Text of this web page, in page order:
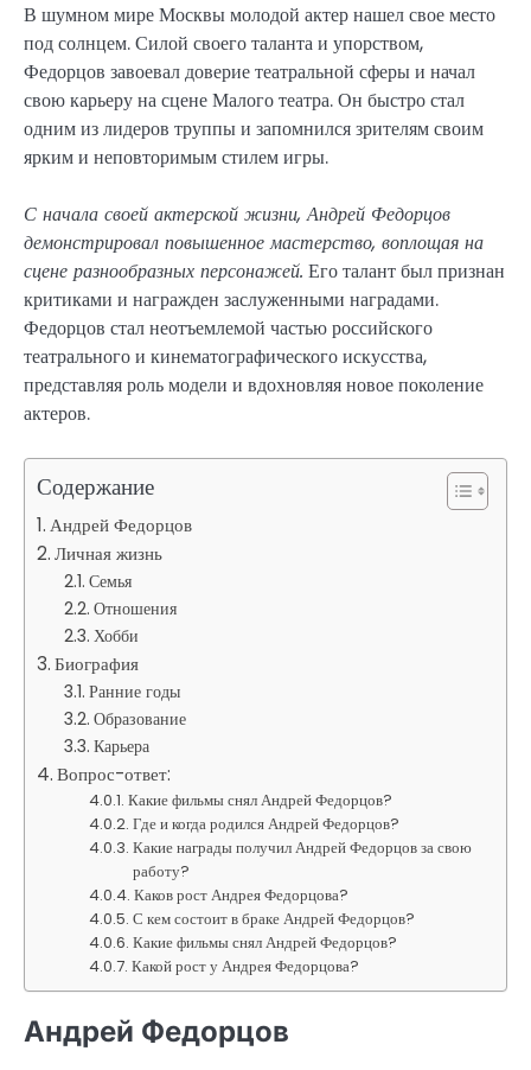
В шумном мире Москвы молодой актер нашел свое место
под солнцем. Силой своего таланта и упорством,
Федорцов завоевал доверие театральной сферы и начал
свою карьеру на сцене Малого театра. Он быстро стал
одним из лидеров труппы и запомнился зрителям своим
ярким и неповторимым стилем игры.
С начала своей актерской жизни, Андрей Федорцов
демонстрировал повышенное мастерство, воплощая на
сцене разнообразных персонажей. Его талант был признан
критиками и награжден заслуженными наградами.
Федорцов стал неотъемлемой частью российского
театрального и кинематографического искусства,
представляя роль модели и вдохновляя новое поколение
актеров.
Содержание
Андрей Федорцов
Личная жизнь
Семья
Отношения
Хобби
Биография
Ранние годы
Образование
Карьера
Вопрос-ответ:
Какие фильмы снял Андрей Федорцов?
Где и когда родился Андрей Федорцов?
Какие награды получил Андрей Федорцов за свою
работу?
Каков рост Андрея Федорцова?
С кем состоит в браке Андрей Федорцов?
Какие фильмы снял Андрей Федорцов?
Какой рост у Андрея Федорцова?
Андрей Федорцов